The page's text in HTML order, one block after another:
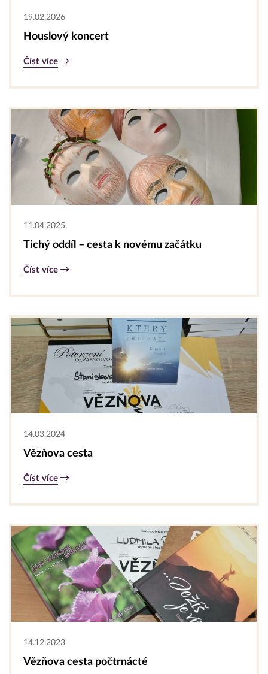
19.02.2026
Houslový koncert
Číst více
11.04.2025
Tichý oddíl – cesta k novému začátku
Číst více
14.03.2024
Vězňova cesta
Číst více
14.12.2023
Vězňova cesta počtrnácté